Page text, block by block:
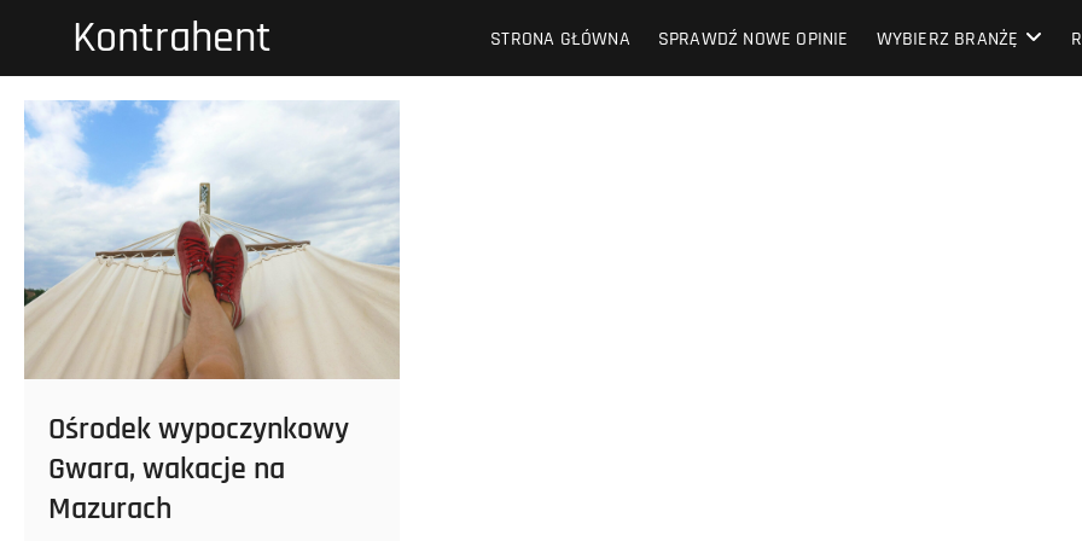
Kontrahent STRONA GŁÓWNA SPRAWDŹ NOWE OPINIE WYBIERZ BRANŻĘ
Ośrodek wypoczynkowy
Gwara, wakacje na
Mazurach